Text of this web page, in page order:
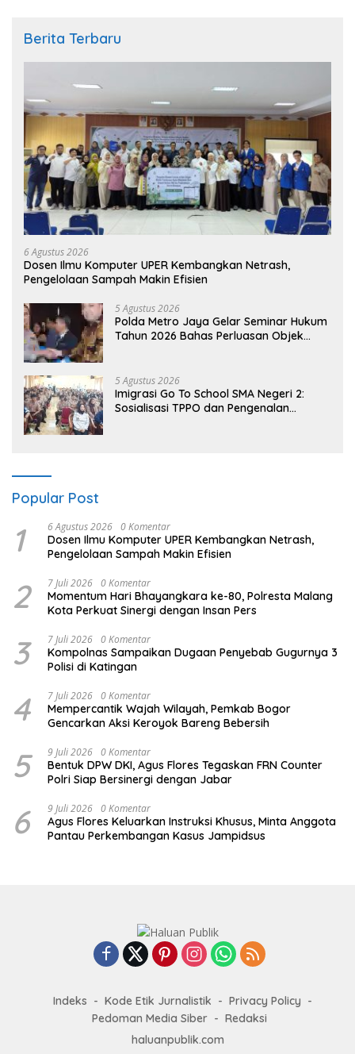
Berita Terbaru
6 Agustus 2026
Dosen Ilmu Komputer UPER Kembangkan Netrash,
Pengelolaan Sampah Makin Efisien
5 Agustus 2026
Polda Metro Jaya Gelar Seminar Hukum
Tahun 2026 Bahas Perluasan Objek
5 Agustus 2026
Imigrasi Go To School SMA Negeri 2:
Sosialisasi TPPO dan Pengenalan
Popular Post
1 6 Agustus 2026 0 Komentar
Dosen Ilmu Komputer UPER Kembangkan Netrash,
Pengelolaan Sampah Makin Efisien
2 7 Juli 2026 0 Komentar
Momentum Hari Bhayangkara ke-80, Polresta Malang
Kota Perkuat Sinergi dengan Insan Pers
3 7 Juli 2026 0 Komentar
Kompolnas Sampaikan Dugaan Penyebab Gugurnya 3
Polisi di Katingan
4 7 Juli 2026 0 Komentar
Mempercantik Wajah Wilayah, Pemkab Bogor
Gencarkan Aksi Keroyok Bareng Bebersih
5 9 Juli 2026 0 Komentar
Bentuk DPW DKI, Agus Flores Tegaskan FRN Counter
Polri Siap Bersinergi dengan Jabar
6 9 Juli 2026 0 Komentar
Agus Flores Keluarkan Instruksi Khusus, Minta Anggota
Pantau Perkembangan Kasus Jampidsus
Indeks Kode Etik Jurnalistik
Privacy Policy
Pedoman Media Siber
Redaksi
haluanpublik.com